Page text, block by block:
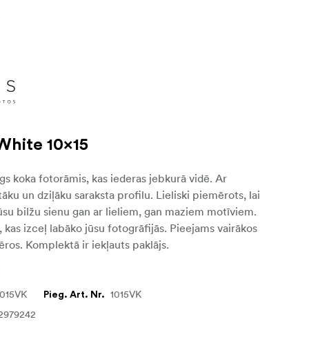
10x15
koka fotorāmis, kas iederas jebkurā vidē. Ar
un dziļāku saraksta profilu. Lieliski piemērots, lai
bilžu sienu gan ar lieliem, gan maziem motīviem.
kas izceļ labāko jūsu fotogrāfijās. Pieejams vairākos
Komplektā ir iekļauts paklājs.
Pieg. Art. Nr. 1015VK